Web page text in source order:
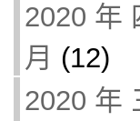
2020 年
月 (12)
2020 年